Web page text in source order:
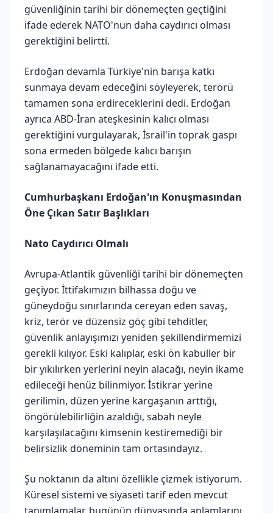
güvenliğinin tarihi bir dönemeçten geçtiğini
ifade ederek NATO'nun daha caydırıcı olması
gerektiğini belirtti.
Erdoğan devamla Türkiye'nin barışa katkı
sunmaya devam edeceğini söyleyerek, terörü
tamamen sona erdireceklerini dedi. Erdoğan
ayrıca ABD-İran ateşkesinin kalıcı olması
gerektiğini vurgulayarak, İsrail'in toprak gaspı
sona ermeden bölgede kalıcı barışın
sağlanamayacağını ifade etti.
Cumhurbaşkanı Erdoğan'ın Konuşmasından
Öne Çıkan Satır Başlıkları
Nato Caydırıcı Olmalı
Avrupa-Atlantik güvenliği tarihi bir dönemeçten
geçiyor. İttifakımızın bilhassa doğu ve
güneydoğu sınırlarında cereyan eden savaş,
kriz, terör ve düzensiz göç gibi tehditler,
güvenlik anlayışımızı yeniden şekillendirmemizi
gerekli kılıyor. Eski kalıplar, eski ön kabuller bir
bir yıkılırken yerlerini neyin alacağı, neyin ikame
edileceği henüz bilinmiyor. İstikrar yerine
gerilimin, düzen yerine kargaşanın arttığı,
öngörülebilirliğin azaldığı, sabah neyle
karşılaşılacağını kimsenin kestiremediği bir
belirsizlik döneminin tam ortasındayız.
Şu noktanın da altını özellikle çizmek istiyorum.
Küresel sistemi ve siyaseti tarif eden mevcut